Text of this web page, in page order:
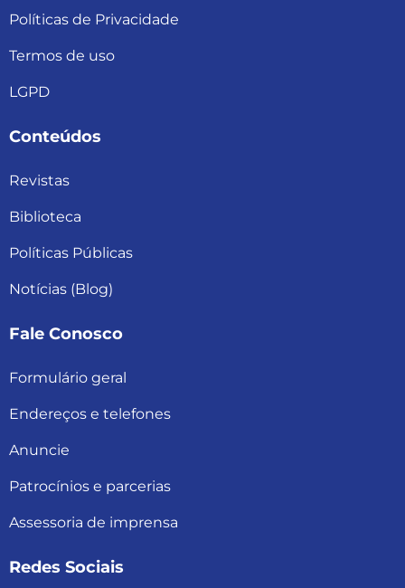
Políticas de Privacidade
Termos de uso
LGPD
Conteúdos
Revistas
Biblioteca
Políticas Públicas
Notícias (Blog)
Fale Conosco
Formulário geral
Endereços e telefones
Anuncie
Patrocínios e parcerias
Assessoria de imprensa
Redes Sociais